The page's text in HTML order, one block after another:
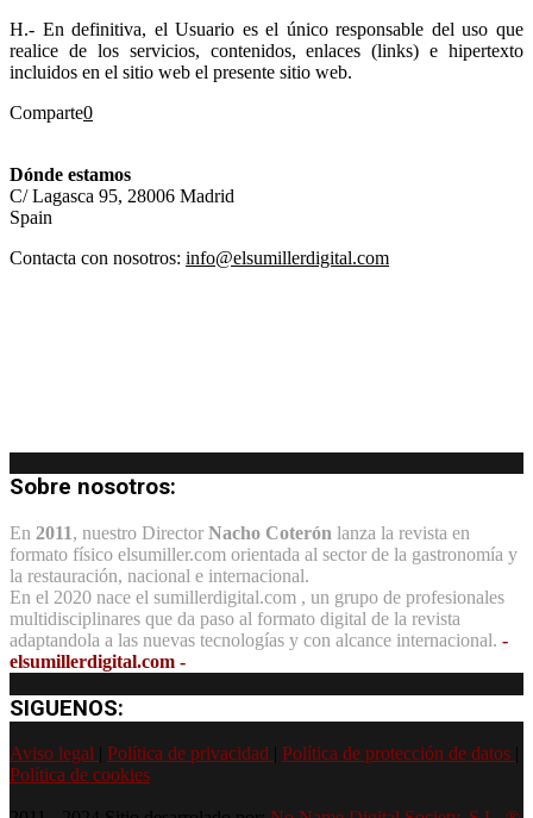
H.- En definitiva, el Usuario es el único responsable del uso que
realice de los servicios, contenidos, enlaces (links) e hipertexto
incluidos en el sitio web el presente sitio web.
Comparte0
Dónde estamos
C/ Lagasca 95, 28006 Madrid
Spain
Contacta con nosotros: info@elsumillerdigital.com
Sobre nosotros:
En 2011, nuestro Director Nacho Coterón lanza la revista en
formato físico elsumiller.com orientada al sector de la gastronomía y
la restauración, nacional e internacional.
En el 2020 nace el sumillerdigital.com , un grupo de profesionales
multidisciplinares que da paso al formato digital de la revista
adaptandola a las nuevas tecnologías y con alcance internacional. -
elsumillerdigital.com -
SIGUENOS:
Aviso legal Política de privacidad Política de protección de datos
Política de cookies